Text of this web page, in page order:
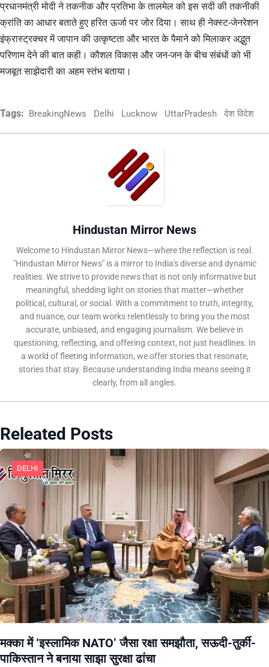
प्रधानमंत्री मोदी ने तकनीक और प्रतिभा के तालमेल को इस सदी की तकनीकी
क्रांति का आधार बताते हुए हरित ऊर्जा पर जोर दिया। साथ ही नेक्स्ट-जेनरेशन
इंफ्रास्ट्रक्चर में जापान की उत्कृष्टता और भारत के पैमाने को मिलाकर अद्भुत
परिणाम देने की बात कही। कौशल विकास और जन-जन के बीच संबंधों को भी
मजबूत साझेदारी का अहम स्तंभ बताया।
Tags: BreakingNews Delhi Lucknow UttarPradesh देश विदेश
Hindustan Mirror News
Welcome to Hindustan Mirror News—where the reflection is real.
"Hindustan Mirror News" is a mirror to India's diverse and dynamic
realities. We strive to provide news that is not only informative but
meaningful, shedding light on stories that matter—whether
political, cultural, or social. With a commitment to truth, integrity,
and nuance, our team works relentlessly to bring you the most
accurate, unbiased, and engaging journalism. We believe in
questioning, reflecting, and offering context, not just headlines. In
a world of fleeting information, we offer stories that resonate,
stories that stay. Because understanding India means seeing it
clearly, from all angles.
Releated Posts
DELHI
मक्का में ‘इस्लामिक NATO’ जैसा रक्षा समझौता, सऊदी-तुर्की-
पाकिस्तान ने बनाया साझा सुरक्षा ढांचा